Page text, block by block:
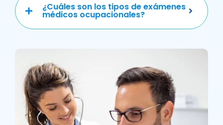
¿Cuáles son los tipos de exámenes
médicos ocupacionales?